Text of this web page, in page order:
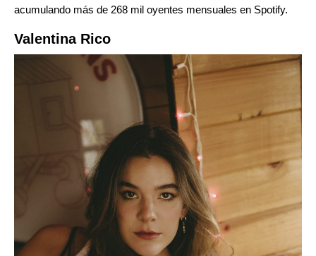
acumulando más de 268 mil oyentes mensuales en Spotify.
Valentina Rico